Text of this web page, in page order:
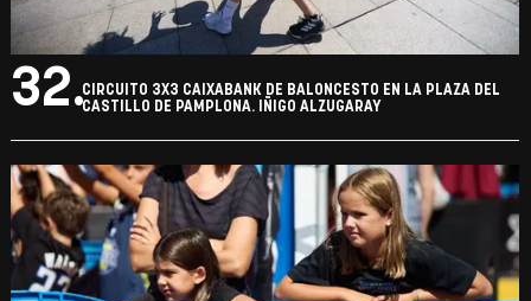
32.CIRCUITO 3X3 CAIXABANK DE BALONCESTO EN LA PLAZA DEL
CASTILLO DE PAMPLONA. IÑIGO ALZUGARAY